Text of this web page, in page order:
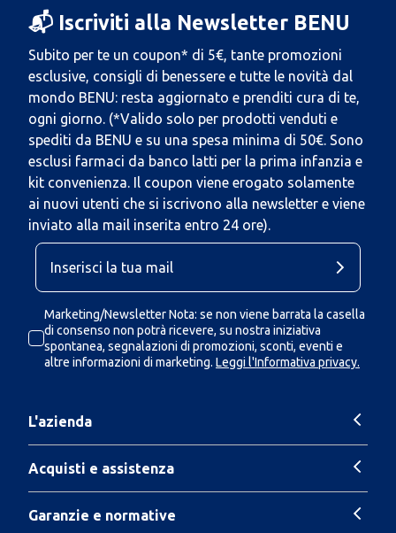
📬 Iscriviti alla Newsletter BENU
Subito per te un coupon* di 5€, tante promozioni
esclusive, consigli di benessere e tutte le novità dal
mondo BENU: resta aggiornato e prenditi cura di te,
ogni giorno. (*Valido solo per prodotti venduti e
spediti da BENU e su una spesa minima di 50€. Sono
esclusi farmaci da banco latti per la prima infanzia e
kit convenienza. Il coupon viene erogato solamente
ai nuovi utenti che si iscrivono alla newsletter e viene
inviato alla mail inserita entro 24 ore).
Marketing/Newsletter Nota: se non viene barrata la casella
di consenso non potrà ricevere, su nostra iniziativa
spontanea, segnalazioni di promozioni, sconti, eventi e
altre informazioni di marketing. Leggi l'Informativa privacy.
L'azienda
Acquisti e assistenza
Garanzie e normative